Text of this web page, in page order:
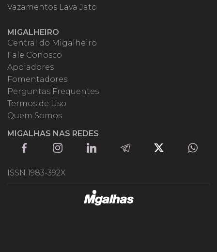
Vazamentos Lava Jato
MIGALHEIRO
Central do Migalheiro
Fale Conosco
Apoiadores
Fomentadores
Perguntas Frequentes
Termos de Uso
Quem Somos
MIGALHAS NAS REDES
ISSN 1983-392X